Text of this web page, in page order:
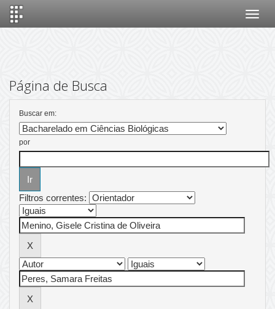
Página de Busca
Buscar em:
por
Filtros correntes: